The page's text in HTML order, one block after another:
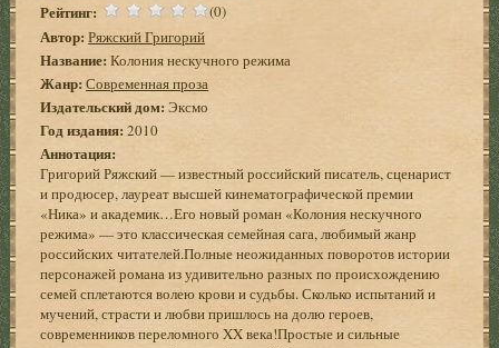
Рейтинг: (0)
Автор: Ряжский Григорий
Название: Колония нескучного режима
Жанр: Современная проза
Издательский дом: Эксмо
Год издания:2010
Аннотация:
Григорий Ряжский — известный российский писатель, сценарист
и продюсер, лауреат высшей кинематографической премии
«Ника» и академик…Его новый роман «Колония нескучного
режима» — это классическая семейная сага, любимый жанр
российских читателей.Полные неожиданных поворотов истории
персонажей романа из удивительно разных по происхождению
семей сплетаются волею крови и судьбы. Сколько испытаний и
мучений, страсти и любви пришлось на долю героев,
современников переломного XX века!Простые и сильные